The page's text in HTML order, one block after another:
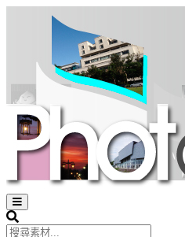
Open
sidebar
Search